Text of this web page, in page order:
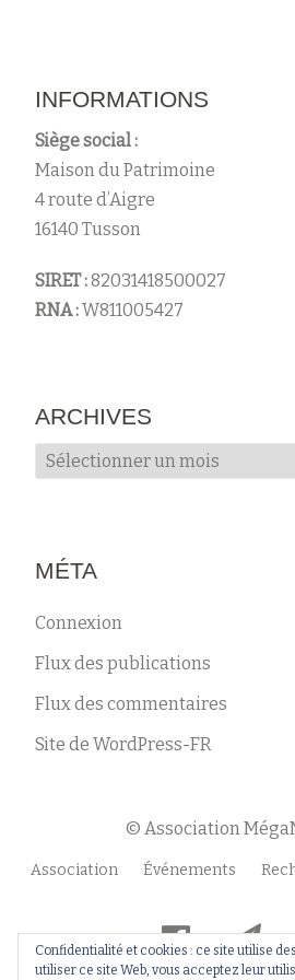
INFORMATIONS
Siège social :
Maison du Patrimoine
4 route d’Aigre
16140 Tusson
SIRET :82031418500027
RNA :W811005427
ARCHIVES
Archives
MÉTA
Connexion
Flux des publications
Flux des commentaires
Site de WordPress-FR
© Association
Menu
Association Événements
fa-
facebook-
fa-
paper-
Confidentialité et cookies : ce site utilise
utiliser ce site Web, vous acceptez leur